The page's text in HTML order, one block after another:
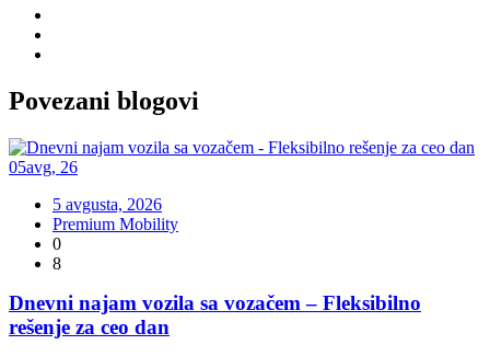
Povezani blogovi
05avg, 26
5 avgusta, 2026
Premium Mobility
0
8
Dnevni najam vozila sa vozačem – Fleksibilno
rešenje za ceo dan